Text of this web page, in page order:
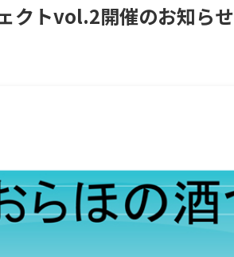
クトvol.2開催のお知らせ